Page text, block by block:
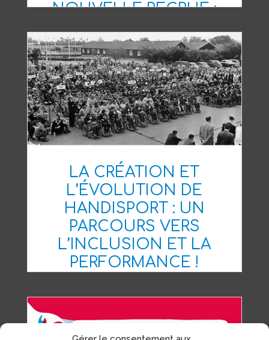
NOUVELLE RECRUE :
LA CRÉATION ET
L’ÉVOLUTION DE
HANDISPORT : UN
PARCOURS VERS
L’INCLUSION ET LA
PERFORMANCE !